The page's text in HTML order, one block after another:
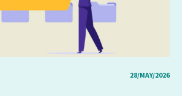
28/MAY/2026